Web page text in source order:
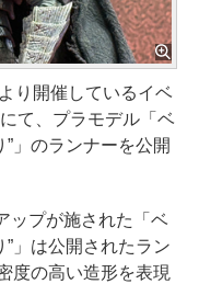
り開催しているイベ
て、プラモデル「ベ
」のランナーを公開
ップが施された「ベ
”」は公開されたラン
度の高い造形を表現